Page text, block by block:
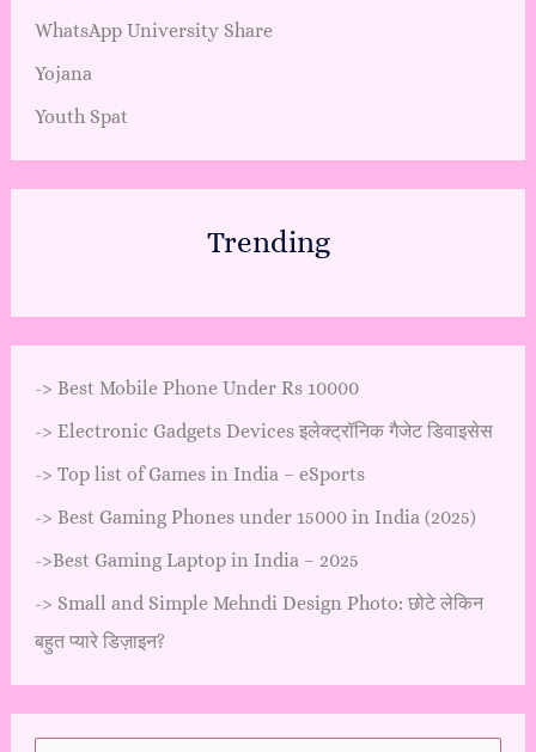
WhatsApp University Share
Yojana
Youth Spat
Trending
-> Best Mobile Phone Under Rs 10000
-> Electronic Gadgets Devices इलेक्ट्रॉनिक गैजेट डिवाइसेस
-> Top list of Games in India – eSports
-> Best Gaming Phones under 15000 in India (2025)
->Best Gaming Laptop in India – 2025
-> Small and Simple Mehndi Design Photo: छोटे लेकिन
बहुत प्यारे डिज़ाइन?